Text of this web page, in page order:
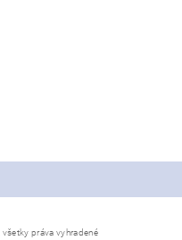
práva vyhradené